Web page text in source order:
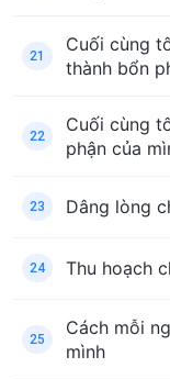
21
Cuối cùng
thành bổn
22
Cuối cùng
phận của
23 Dâng lòng
24 Thu hoạch
25
Cách mỗi
mình